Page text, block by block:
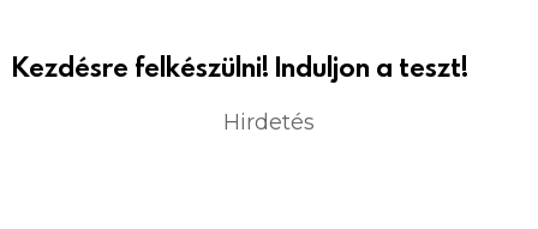
Kezdésre felkészülni! Induljon a teszt!
Hirdetés